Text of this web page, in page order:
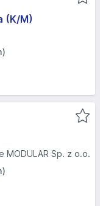
(K/M)
MODULAR Sp. z o.o.